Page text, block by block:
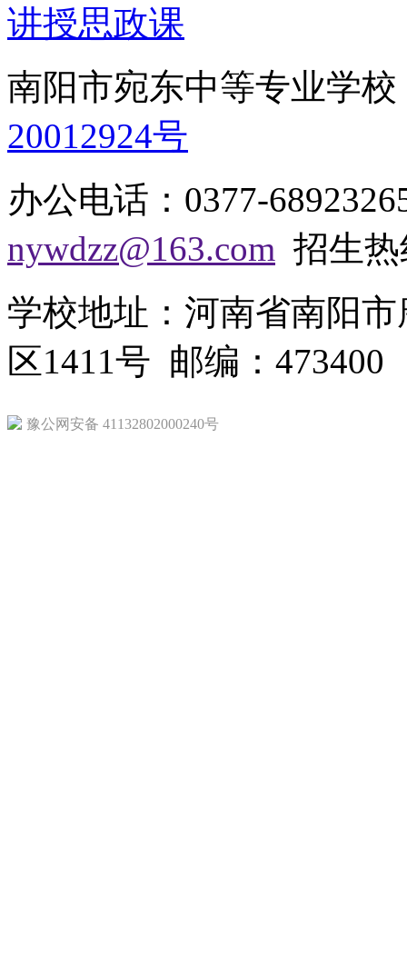
讲授思政课
南阳市宛东中等专业学
20012924号
办公电话：0377-
nywdzz@163.com 招生热
学校地址：河南省南阳
区1411号 邮编：473400
豫公网安备 41132802000240号